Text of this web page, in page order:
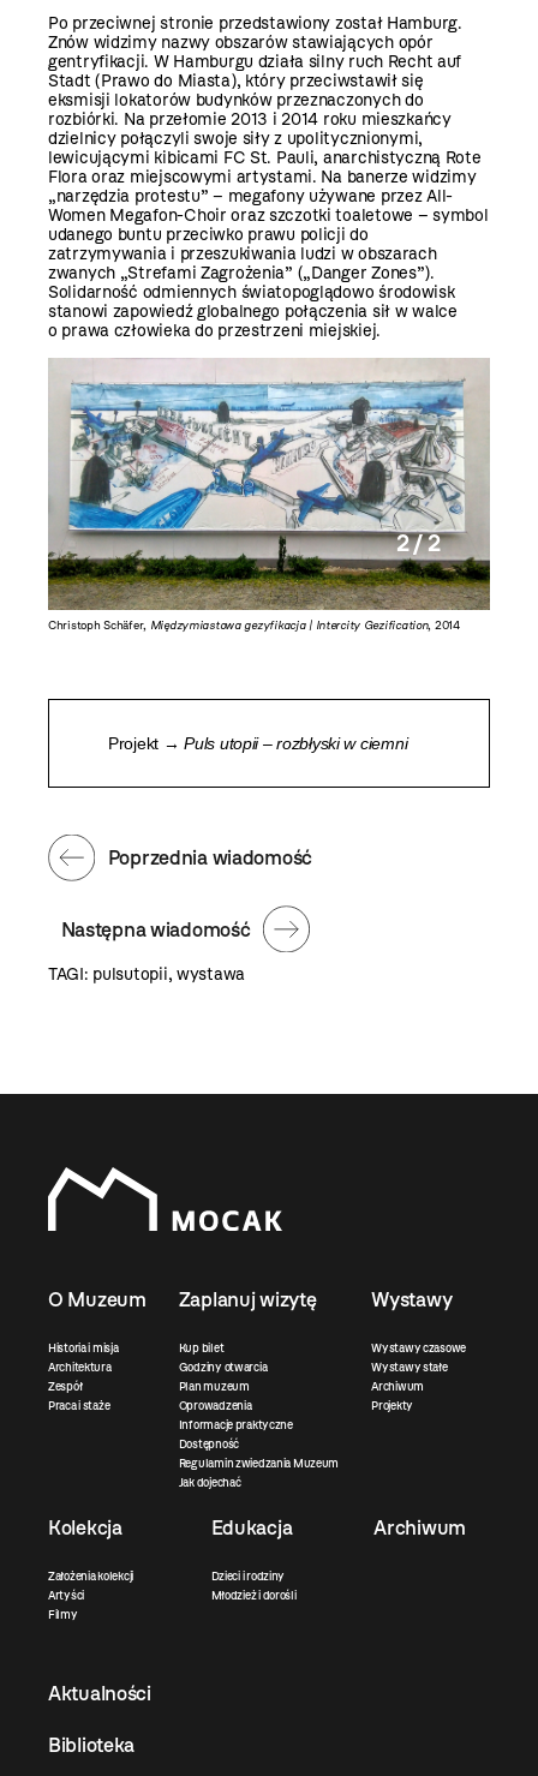
Po przeciwnej stronie przedstawiony został Hamburg.
Znów widzimy nazwy obszarów stawiających opór
gentryfikacji. W Hamburgu działa silny ruch Recht auf
Stadt (Prawo do Miasta), który przeciwstawił się
eksmisji lokatorów budynków przeznaczonych do
rozbiórki. Na przełomie 2013 i 2014 roku mieszkańcy
dzielnicy połączyli swoje siły z upolitycznionymi,
lewicującymi kibicami FC St. Pauli, anarchistyczną Rote
Flora oraz miejscowymi artystami. Na banerze widzimy
„narzędzia protestu” – megafony używane przez All-
Women Megafon-Choir oraz szczotki toaletowe – symbol
udanego buntu przeciwko prawu policji do
zatrzymywania i przeszukiwania ludzi w obszarach
zwanych „Strefami Zagrożenia” („Danger Zones”).
Solidarność odmiennych światopoglądowo środowisk
stanowi zapowiedź globalnego połączenia sił w walce
o prawa człowieka do przestrzeni miejskiej.
Christoph Schäfer, Międzymiastowa gezyfikacja | Intercity Gezification, 2014
2 / 2
Projekt →Puls utopii – rozbłyski w ciemni
Następna wiadomość
Poprzednia wiadomość
TAGI: pulsutopii, wystawa
O Muzeum
Historia i misja
Architektura
Zespół
Praca i staże
Zaplanuj wizytę
Kup bilet
Godziny otwarcia
Plan muzeum
Oprowadzenia
Informacje praktyczne
Dostępność
Regulamin zwiedzania Muzeum
Jak dojechać
Wystawy
Wystawy czasowe
Wystawy stałe
Archiwum
Projekty
Kolekcja
Założenia kolekcji
Artyści
Filmy
Edukacja
Dzieci i rodziny
Młodzież i dorośli
Archiwum
Aktualności
Biblioteka